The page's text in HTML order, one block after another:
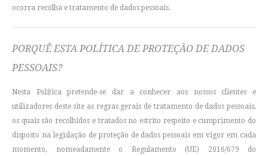
ocorra recolha e tratamento de dados pessoais.
PORQUÊ ESTA POLÍTICA DE PROTEÇÃO DE DADOS
PESSOAIS?
Nesta Política pretende-se dar a conhecer aos nossos clientes e
utilizadores deste site as regras gerais de tratamento de dados pessoais,
os quais são recolhidos e tratados no estrito respeito e cumprimento do
disposto na legislação de proteção de dados pessoais em vigor em cada
momento, nomeadamente o Regulamento (UE) 2016/679 do